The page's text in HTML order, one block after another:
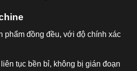
phẩm đồng đều, với độ chính xác
tục bền bỉ, không bị gián đoạn